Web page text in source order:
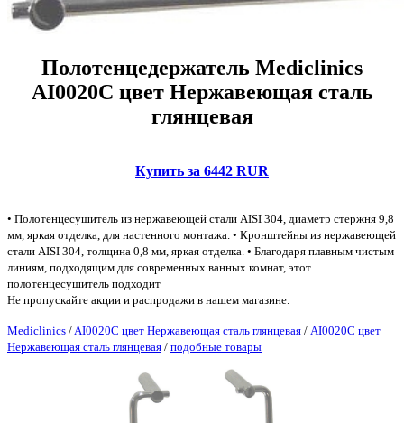
Полотенцедержатель Mediclinics
AI0020C цвет Нержавеющая сталь
глянцевая
Купить за 6442 RUR
• Полотенцесушитель из нержавеющей стали AISI 304, диаметр стержня 9,8
мм, яркая отделка, для настенного монтажа. • Кронштейны из нержавеющей
стали AISI 304, толщина 0,8 мм, яркая отделка. • Благодаря плавным чистым
линиям, подходящим для современных ванных комнат, этот
полотенцесушитель подходит
Не пропускайте акции и распродажи в нашем магазине.
Mediclinics / AI0020C цвет Нержавеющая сталь глянцевая / AI0020C цвет
Нержавеющая сталь глянцевая / подобные товары